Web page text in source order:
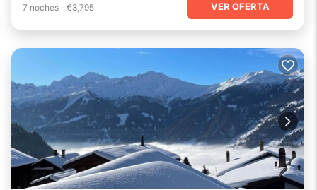
7 noches - €3,795 VER OFERTA